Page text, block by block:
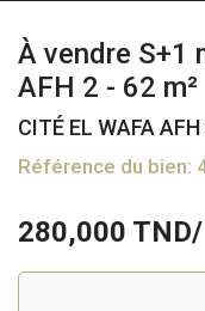
À vendre S+1
AFH 2 - 62 m²
CITÉ EL WAFA AFH
Référence du bien:
280,000